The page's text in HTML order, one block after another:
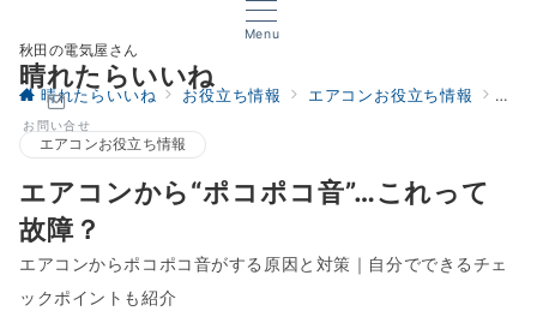
Menu
秋田の電気屋さん
晴れたらいいね
お問い合せ
晴れたらいいね お役立ち情報 エアコンお役立ち情報 エア
エアコンお役立ち情報
エアコンから“ポコポコ音”…これって
故障？
エアコンからポコポコ音がする原因と対策｜自分でできるチェ
ックポイントも紹介